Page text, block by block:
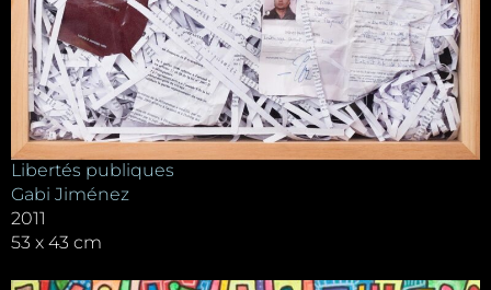
Libertés publiques
Gabi Jiménez
2011
53 x 43 cm